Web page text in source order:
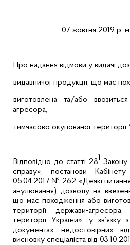
07 жовтня 2019 р.
Про надання відмови у видачі
видавничої продукції, що має
виготовлена та/або
агресора,
тимчасово окупованої території
Відповідно до статті 281 Закону
справу», постанови Кабінету
05.04.2017 № 262 «Деякі питання
анулювання) дозволу на
що має походження або
території держави-
території України», у
документах недостовірних
висновку спеціаліста від